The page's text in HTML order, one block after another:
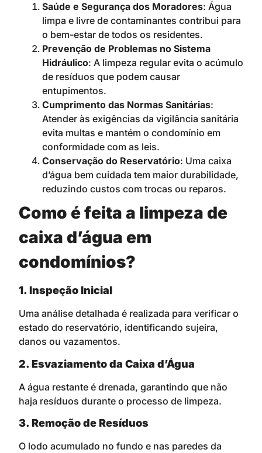
Saúde e Segurança dos Moradores: Água
limpa e livre de contaminantes contribui para
o bem-estar de todos os residentes.
Prevenção de Problemas no Sistema
Hidráulico: A limpeza regular evita o acúmulo
de resíduos que podem causar
entupimentos.
Cumprimento das Normas Sanitárias:
Atender às exigências da vigilância sanitária
evita multas e mantém o condomínio em
conformidade com as leis.
Conservação do Reservatório: Uma caixa
d’água bem cuidada tem maior durabilidade,
reduzindo custos com trocas ou reparos.
Como é feita a limpeza de
caixa d’água em
condomínios?
1. Inspeção Inicial
Uma análise detalhada é realizada para verificar o
estado do reservatório, identificando sujeira,
danos ou vazamentos.
2. Esvaziamento da Caixa d’Água
A água restante é drenada, garantindo que não
haja resíduos durante o processo de limpeza.
3. Remoção de Resíduos
O lodo acumulado no fundo e nas paredes da